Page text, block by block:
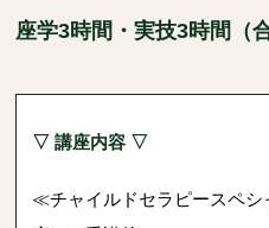
座学3時間・実技3時間（
▽ 講座内容 ▽
≪チャイルドセラピースペシ